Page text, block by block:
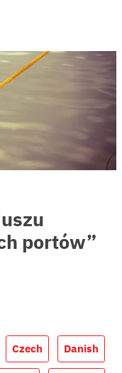
portów”
Czech Danish